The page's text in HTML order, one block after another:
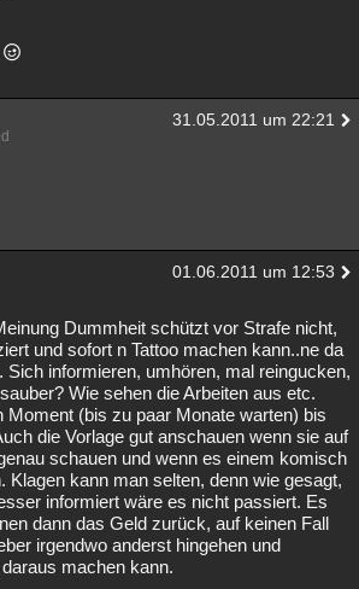
31.05.2011 um 22:21
01.06.2011 um 12:53
Dummheit schützt vor Strafe nicht,
und sofort n Tattoo machen kann..ne da
Sich informieren, umhören, mal reingucken,
Wie sehen die Arbeiten aus etc.
(bis zu paar Monate warten) bis
die Vorlage gut anschauen wenn sie auf
schauen und wenn es einem komisch
Klagen kann man selten, denn wie gesagt,
informiert wäre es nicht passiert. Es
dann das Geld zurück, auf keinen Fall
irgendwo anderst hingehen und
machen kann.